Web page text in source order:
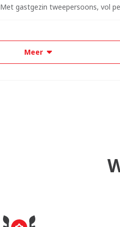
Met gastgezin tweepersoons, vol
Meer